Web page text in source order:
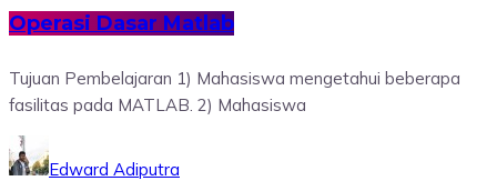
Operasi Dasar Matlab
Tujuan Pembelajaran 1) Mahasiswa mengetahui beberapa
fasilitas pada MATLAB. 2) Mahasiswa
Edward Adiputra